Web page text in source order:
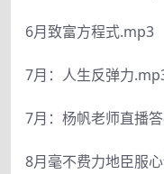
6月致富方程式.mp3
7月：人生反弹力
7月：杨帆老师直播
8月毫不费力地臣服